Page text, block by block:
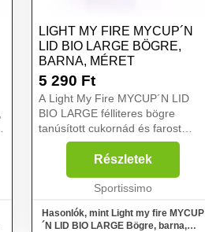
LIGHT MY FIRE MYCUP´N
LID BIO LARGE BÖGRE,
BARNA, MÉRET
5 290 Ft
A Light My Fire MYCUP´N LID
BIO LARGE félliteres bögre
tanúsított cukornád és farost
alapú bioműanyagból készült.
Tartósság, stabilitás és kis súly
jellemzi. A fedél szorosan
illeszkedik hozzá, és egy...
Részletek
Sportissimo
Hasonlók, mint Light my fire MYCUP
´N LID BIO LARGE Bögre, barna,